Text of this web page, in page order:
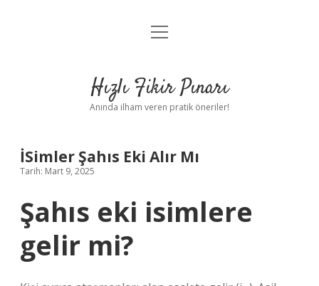
Anasayfa
Yasal Uyarı
menüyü
Hızlı Fikir Pınarı
Anında ilham veren pratik öneriler!
İSimler Şahıs Eki Alır Mı
Tarih: Mart 9, 2025
Şahıs eki isimlere
gelir mi?